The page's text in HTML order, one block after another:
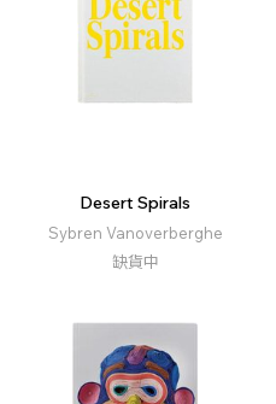
Desert Spirals
Sybren Vanoverberghe
缺貨中